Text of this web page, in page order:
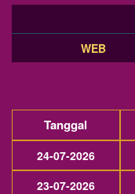
WEB
Tanggal
24-07-2026
23-07-2026